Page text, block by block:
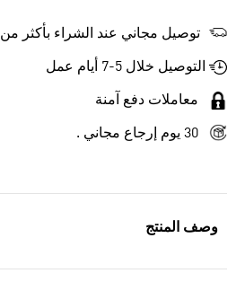
وصف المنتج
توصيل مجاني عند الشراء بأكثر من 60 ر.ع
التوصيل خلال 5-7 أيام عمل
معاملات دفع آمنة